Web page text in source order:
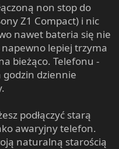
non stop do
Z1 Compact) i nic
nawet bateria się nie
napewno lepiej trzyma
bieżąco. Telefonu -
godzin dziennie
podłączyć starą
awaryjny telefon.
naturalną starością